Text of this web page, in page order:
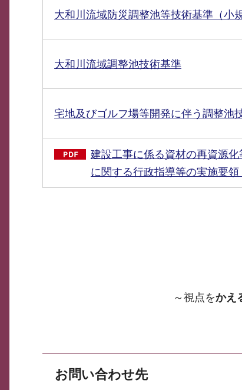
大和川流域防災調整池等技術基準（小
大和川流域調整池技術基準
宅地及びゴルフ場等開発に伴う調整池
建設工事に係る資材の再資源
に関する行政指導等の実施要領
～視点をかえ
お問い合わせ先